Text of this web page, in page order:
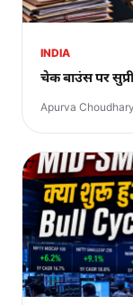
INDIA
चेक बाउंस पर
Apurva Choudhary